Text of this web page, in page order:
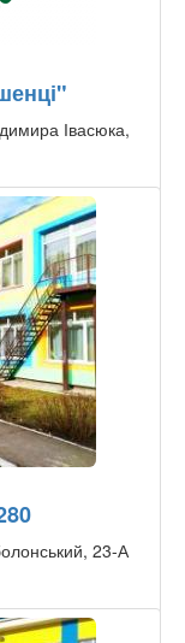
Івасюка,
23-А